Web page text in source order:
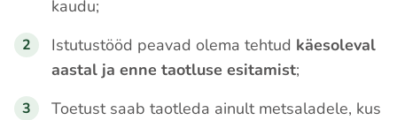
kaudu;
Istutustööd peavad olema tehtud käesoleval
aastal ja enne taotluse esitamist;
Toetust saab taotleda ainult metsaladele, kus